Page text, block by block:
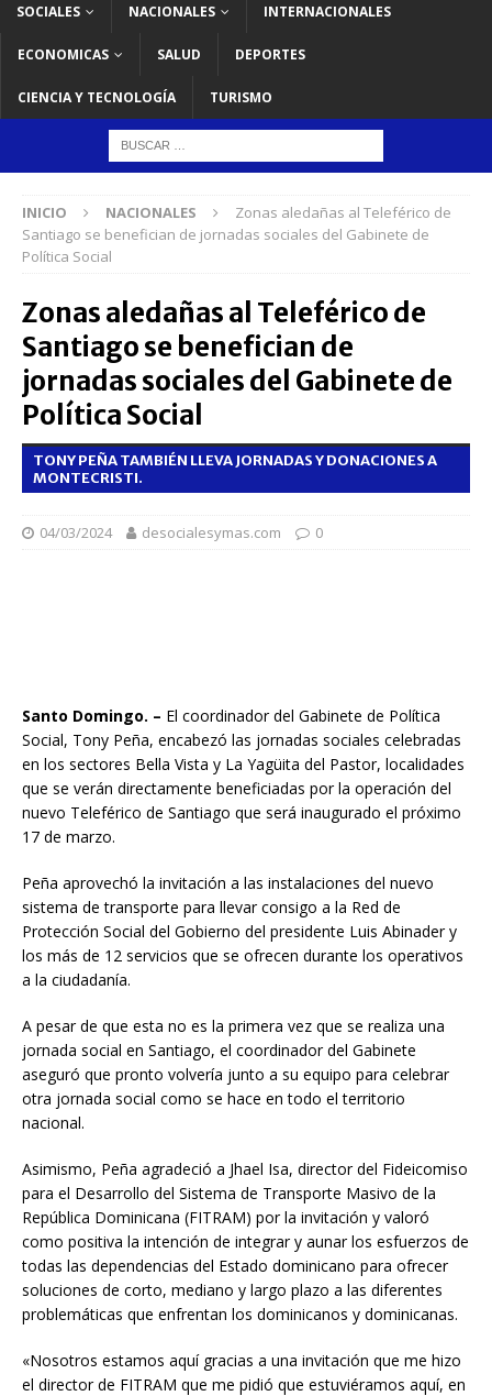
SOCIALES NACIONALES INTERNACIONALES
ECONOMICAS SALUD DEPORTES
CIENCIA Y TECNOLOGÍA TURISMO
INICIO NACIONALES
Zonas aledañas al Teleférico de
Santiago se benefician de jornadas sociales del Gabinete de
Política Social
Zonas aledañas al Teleférico de
Santiago se benefician de
jornadas sociales del Gabinete de
Política Social
TONY PEÑA TAMBIÉN LLEVA JORNADAS Y DONACIONES A
MONTECRISTI.
04/03/2024 desocialesymas.com 0
Santo Domingo. – El coordinador del Gabinete de Política
Social, Tony Peña, encabezó las jornadas sociales celebradas
en los sectores Bella Vista y La Yagüita del Pastor, localidades
que se verán directamente beneficiadas por la operación del
nuevo Teleférico de Santiago que será inaugurado el próximo
17 de marzo.
Peña aprovechó la invitación a las instalaciones del nuevo
sistema de transporte para llevar consigo a la Red de
Protección Social del Gobierno del presidente Luis Abinader y
los más de 12 servicios que se ofrecen durante los operativos
a la ciudadanía.
A pesar de que esta no es la primera vez que se realiza una
jornada social en Santiago, el coordinador del Gabinete
aseguró que pronto volvería junto a su equipo para celebrar
otra jornada social como se hace en todo el territorio
nacional.
Asimismo, Peña agradeció a Jhael Isa, director del Fideicomiso
para el Desarrollo del Sistema de Transporte Masivo de la
República Dominicana (FITRAM) por la invitación y valoró
como positiva la intención de integrar y aunar los esfuerzos de
todas las dependencias del Estado dominicano para ofrecer
soluciones de corto, mediano y largo plazo a las diferentes
problemáticas que enfrentan los dominicanos y dominicanas.
«Nosotros estamos aquí gracias a una invitación que me hizo
el director de FITRAM que me pidió que estuviéramos aquí, en